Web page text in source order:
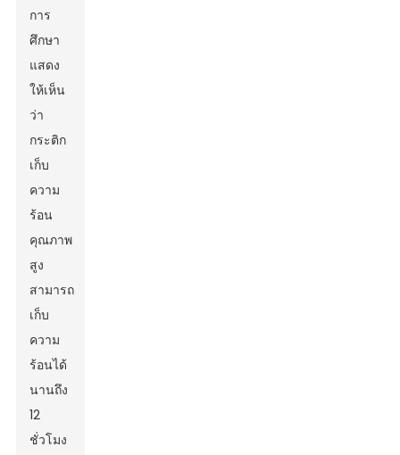
การ
ศึกษา
แสดง
ให้เห็น
ว่า
กระติก
เก็บ
ความ
ร้อน
คุณภาพ
สูง
สามารถ
เก็บ
ความ
ร้อนได้
นานถึง
12
ชั่วโมง